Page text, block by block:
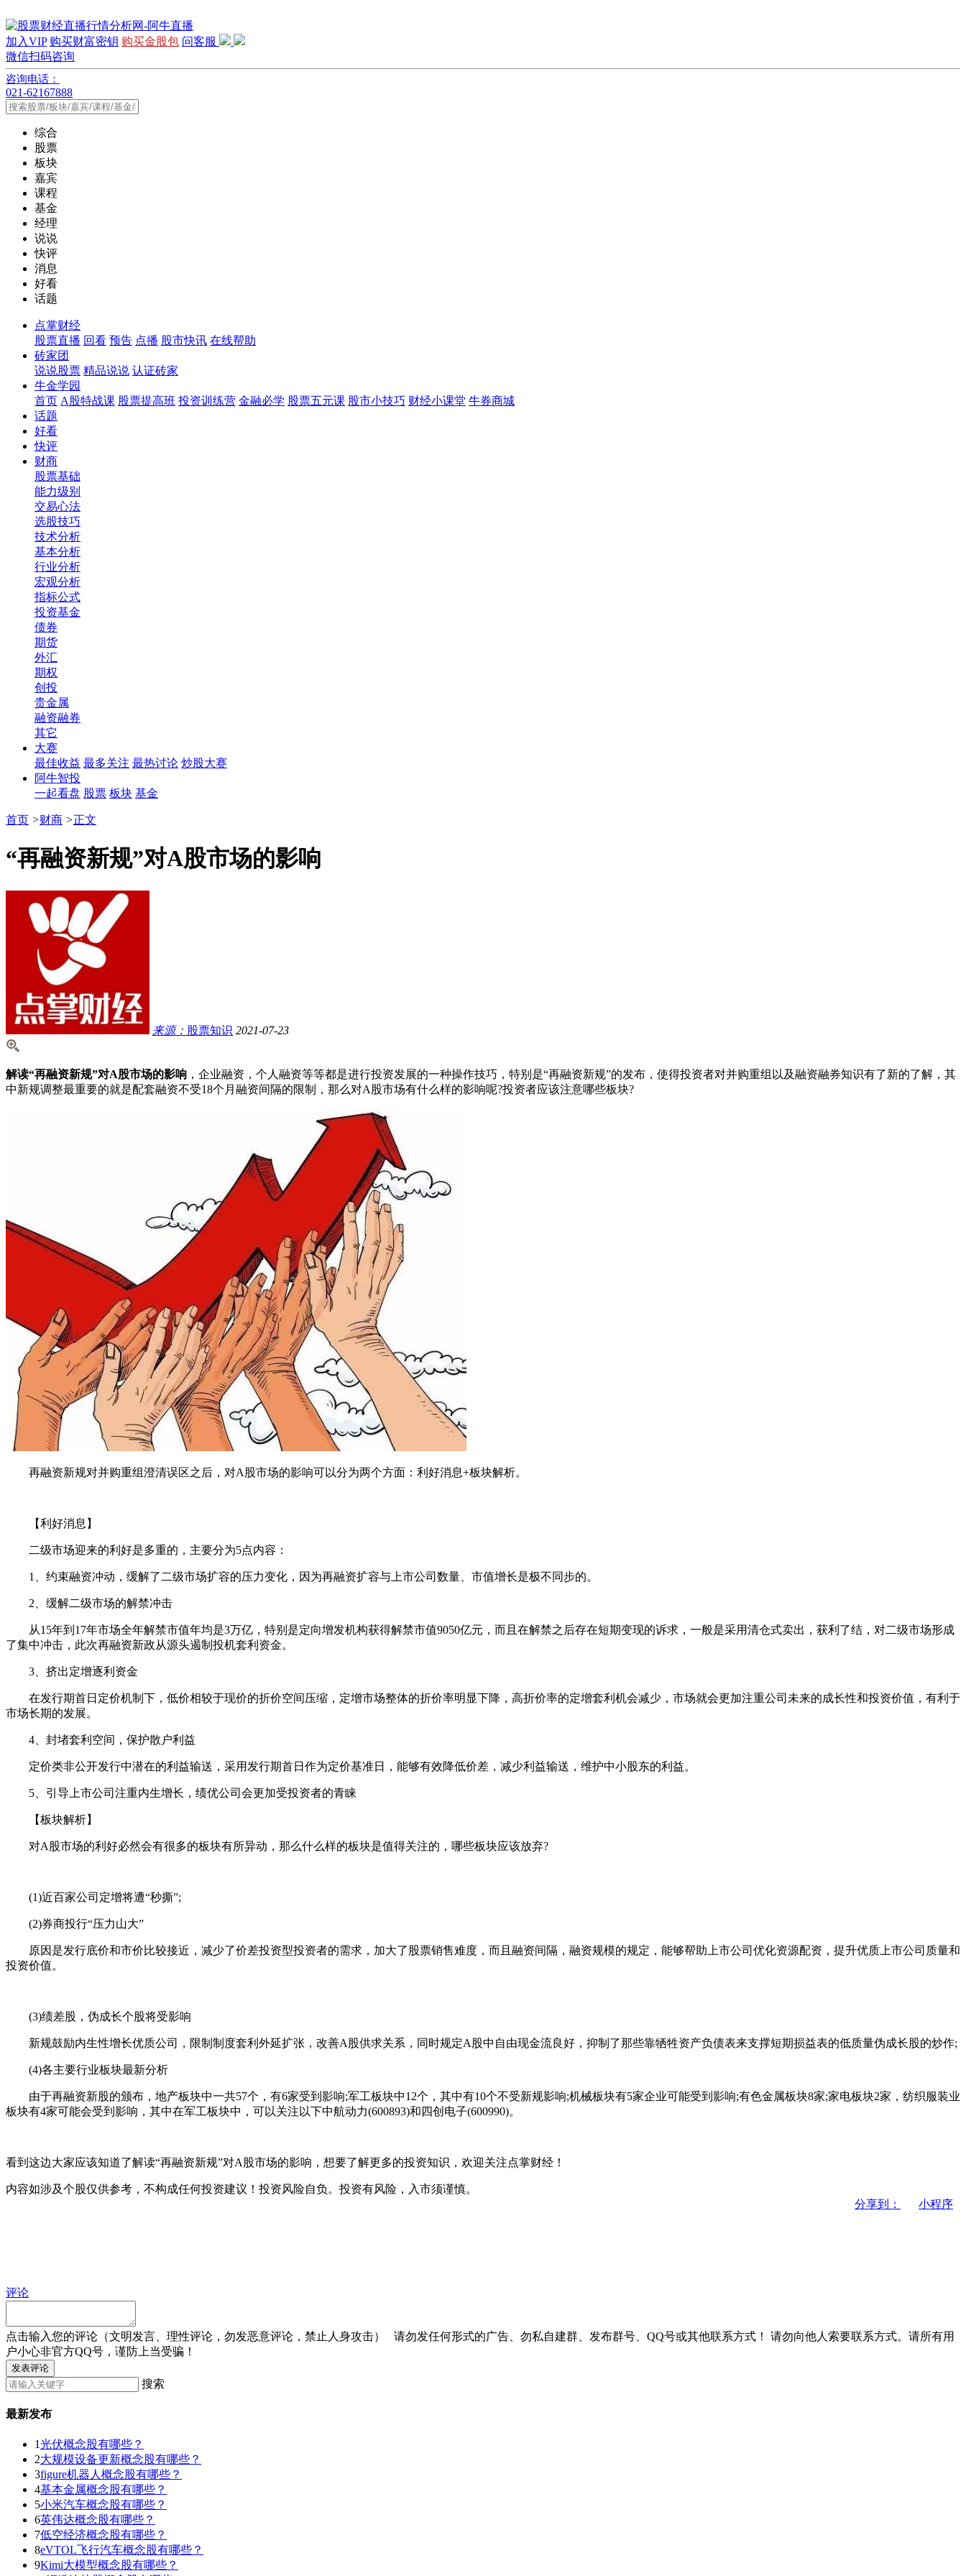
加入VIP 购买财富密钥 购买金股包 问客服
微信扫码咨询
咨询电话：
021-62167888
综合
股票
板块
嘉宾
课程
基金
经理
说说
快评
消息
好看
话题
点掌财经
股票直播 回看 预告 点播 股市快讯 在线帮助
砖家团
说说股票 精品说说 认证砖家
牛金学园
首页 A股特战课 股票提高班 投资训练营 金融必学 股票五元课 股市小技巧 财经小课堂 牛券商城
话题
好看
快评
财商
股票基础
能力级别
交易心法
选股技巧
技术分析
基本分析
行业分析
宏观分析
指标公式
投资基金
债券
期货
外汇
期权
创投
贵金属
融资融券
其它
大赛
最佳收益 最多关注 最热讨论 炒股大赛
阿牛智投
一起看盘 股票 板块 基金
首页 >财商 >正文
“再融资新规”对A股市场的影响
来源： 股票知识 2021-07-23
解读“再融资新规”对A股市场的影响 ，企业融资，个人融资等等都是进行投资发展的一种操作技巧，特别是“再融资新规”的发布，使得投资者对并购重组以及融资融券知识有了新的了解，其
中新规调整最重要的就是配套融资不受18个月融资间隔的限制，那么对A股市场有什么样的影响呢?投资者应该注意哪些板块?
再融资新规对并购重组澄清误区之后，对A股市场的影响可以分为两个方面：利好消息+板块解析。
【利好消息】
二级市场迎来的利好是多重的，主要分为5点内容：
1、约束融资冲动，缓解了二级市场扩容的压力变化，因为再融资扩容与上市公司数量、市值增长是极不同步的。
2、缓解二级市场的解禁冲击
从15年到17年市场全年解禁市值年均是3万亿，特别是定向增发机构获得解禁市值9050亿元，而且在解禁之后存在短期变现的诉求，一般是采用清仓式卖出，获利了结，对二级市场形成
了集中冲击，此次再融资新政从源头遏制投机套利资金。
3、挤出定增逐利资金
在发行期首日定价机制下，低价相较于现价的折价空间压缩，定增市场整体的折价率明显下降，高折价率的定增套利机会减少，市场就会更加注重公司未来的成长性和投资价值，有利于
市场长期的发展。
4、封堵套利空间，保护散户利益
定价类非公开发行中潜在的利益输送，采用发行期首日作为定价基准日，能够有效降低价差，减少利益输送，维护中小股东的利益。
5、引导上市公司注重内生增长，绩优公司会更加受投资者的青睐
【板块解析】
对A股市场的利好必然会有很多的板块有所异动，那么什么样的板块是值得关注的，哪些板块应该放弃?
(1)近百家公司定增将遭“秒撕”;
(2)券商投行“压力山大”
原因是发行底价和市价比较接近，减少了价差投资型投资者的需求，加大了股票销售难度，而且融资间隔，融资规模的规定，能够帮助上市公司优化资源配资，提升优质上市公司质量和
投资价值。
(3)绩差股，伪成长个股将受影响
新规鼓励内生性增长优质公司，限制制度套利外延扩张，改善A股供求关系，同时规定A股中自由现金流良好，抑制了那些靠牺牲资产负债表来支撑短期损益表的低质量伪成长股的炒作;
(4)各主要行业板块最新分析
由于再融资新股的颁布，地产板块中一共57个，有6家受到影响;军工板块中12个，其中有10个不受新规影响;机械板块有5家企业可能受到影响;有色金属板块8家;家电板块2家，纺织服装业
板块有4家可能会受到影响，其中在军工板块中，可以关注以下中航动力(600893)和四创电子(600990)。
看到这边大家应该知道了解读“再融资新规”对A股市场的影响，想要了解更多的投资知识，欢迎关注点掌财经！
内容如涉及个股仅供参考，不构成任何投资建议！投资风险自负。投资有风险，入市须谨慎。
分享到：
小程序
评论
点击输入您的评论（文明发言、理性评论，勿发恶意评论，禁止人身攻击） 请勿发任何形式的广告、勿私自建群、发布群号、QQ号或其他联系方式！
请勿向他人索要联系方式。请所有用
户小心非官方QQ号，谨防上当受骗！
发表评论
搜索
最新发布
1光伏概念股有哪些？
2大规模设备更新概念股有哪些？
3figure机器人概念股有哪些？
4基本金属概念股有哪些？
5小米汽车概念股有哪些？
6英伟达概念股有哪些？
7低空经济概念股有哪些？
8eVTOL飞行汽车概念股有哪些？
9Kimi大模型概念股有哪些？